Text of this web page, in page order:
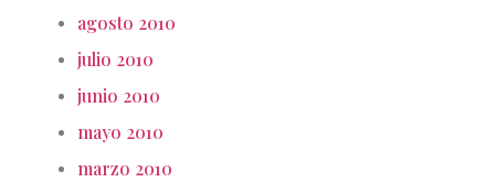
agosto 2010
julio 2010
junio 2010
mayo 2010
marzo 2010